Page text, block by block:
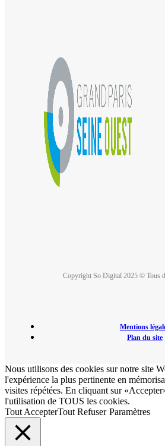
Copyright So Digital 2025 © Tous
Mentions
Plan du site
Nous utilisons des cookies sur notre site
l'expérience la plus pertinente en
visites répétées. En cliquant sur
l'utilisation de TOUS les cookies.
Tout AccepterTout Refuser Paramètres